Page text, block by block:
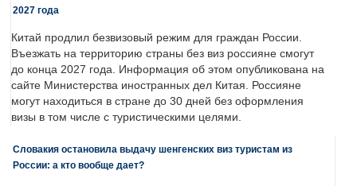
2027 года
Китай продлил безвизовый режим для граждан России.
Въезжать на территорию страны без виз россияне смогут
до конца 2027 года. Информация об этом опубликована на
сайте Министерства иностранных дел Китая. Россияне
могут находиться в стране до 30 дней без оформления
визы в том числе с туристическими целями.
Словакия остановила выдачу шенгенских виз туристам из
России: а кто вообще дает?